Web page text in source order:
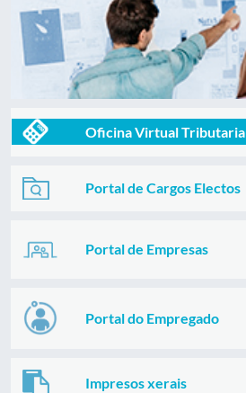
Oficina Virtual Tributaria
Portal de Cargos Electos
Portal de Empresas
Portal do Empregado
Impresos xerais